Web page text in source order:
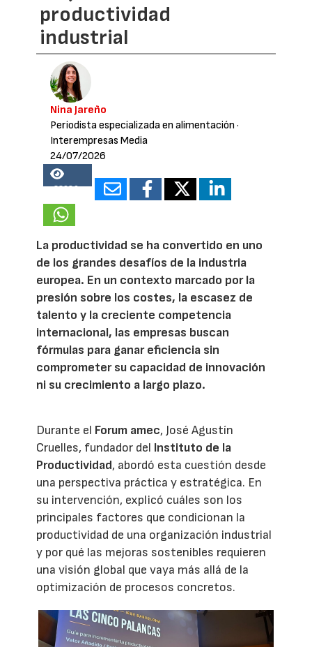
productividad
industrial
Nina Jareño
Periodista especializada en alimentación ·
Interempresas Media
24/07/2026
22680
La productividad se ha convertido en uno
de los grandes desafíos de la industria
europea. En un contexto marcado por la
presión sobre los costes, la escasez de
talento y la creciente competencia
internacional, las empresas buscan
fórmulas para ganar eficiencia sin
comprometer su capacidad de innovación
ni su crecimiento a largo plazo.
Durante el Forum amec, José Agustín
Cruelles, fundador del Instituto de la
Productividad, abordó esta cuestión desde
una perspectiva práctica y estratégica. En
su intervención, explicó cuáles son los
principales factores que condicionan la
productividad de una organización industrial
y por qué las mejoras sostenibles requieren
una visión global que vaya más allá de la
optimización de procesos concretos.